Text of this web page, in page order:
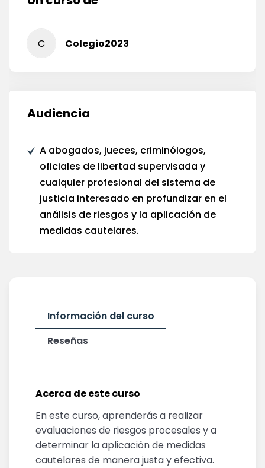
Información del curso
Reseñas
Acerca de este curso
En este curso, aprenderás a realizar
evaluaciones de riesgos procesales y a
determinar la aplicación de medidas
cautelares de manera justa y efectiva.
C Colegio2023
Audiencia
A abogados, jueces, criminólogos,
oficiales de libertad supervisada y
cualquier profesional del sistema de
justicia interesado en profundizar en el
análisis de riesgos y la aplicación de
medidas cautelares.